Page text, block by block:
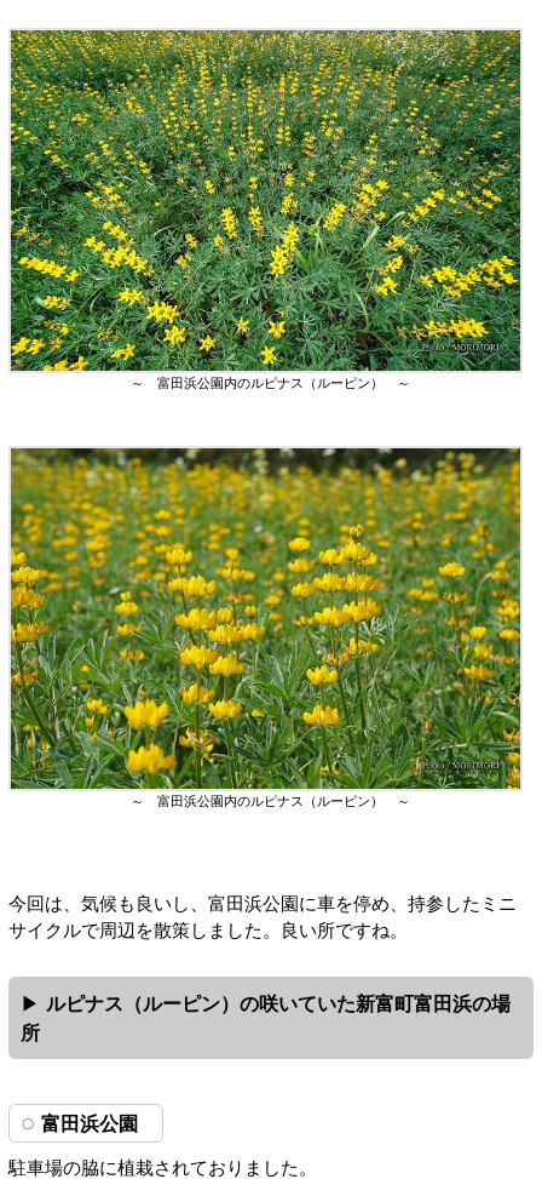
～ 富田浜公園内のルピナス（ルーピン） ～
～ 富田浜公園内のルピナス（ルーピン） ～
今回は、気候も良いし、富田浜公園に車を停め、持参したミニ
サイクルで周辺を散策しました。良い所ですね。
ルピナス（ルーピン）の咲いていた新富町富田浜の場
所
富田浜公園
駐車場の脇に植栽されておりました。